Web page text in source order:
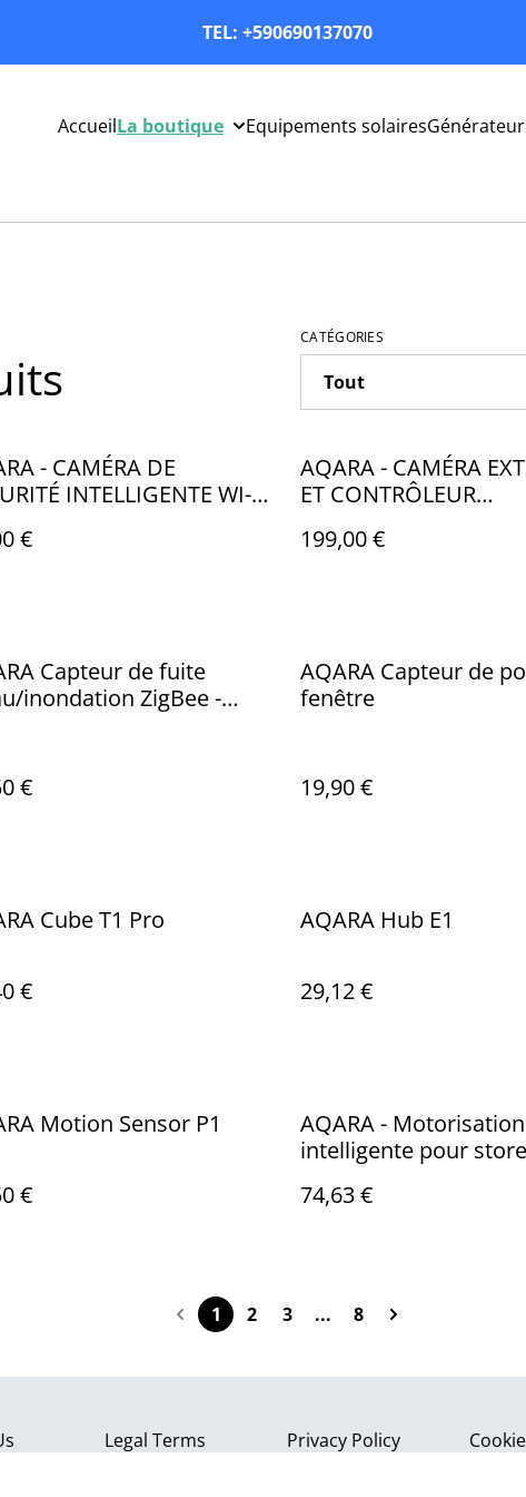
TEL: +590690137070
AccueilLa boutique Equipements solaires
CATÉGORIES
- CAMÉRA DE
INTELLIGENTE WI-FI
€
AQARA - CAMÉRA
ET CONTRÔLEUR
CAMERA HUB G5 PRO
199,00 €
Capteur de fuite
inondation ZigBee -
€
AQARA Capteur de
fenêtre
19,90 €
Cube T1 Pro
€
AQARA Hub E1
29,12 €
Motion Sensor P1
€
AQARA - Motorisation
intelligente pour store
3.0 RSD-M01
74,63 €
1 2 3 ... 8
Legal Terms Privacy Policy